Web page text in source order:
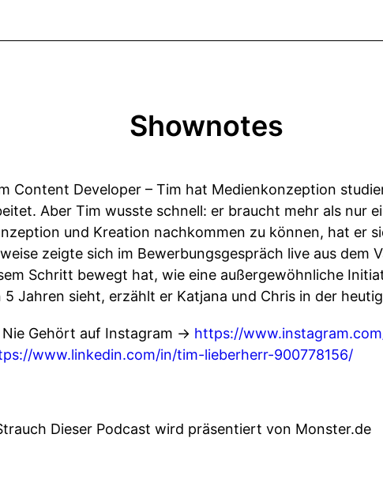
Shownotes
Content Developer – Tim hat Medienkonzeption
Aber Tim wusste schnell: er braucht mehr als nur
und Kreation nachkommen zu können, hat er
zeigte sich im Bewerbungsgespräch live aus dem
Schritt bewegt hat, wie eine außergewöhnliche
Jahren sieht, erzählt er Katjana und Chris in der
Gehört auf Instagram -> https://
www.linkedin.com/in/tim-lieberherr-900778156/
Dieser Podcast wird präsentiert von Monster.de